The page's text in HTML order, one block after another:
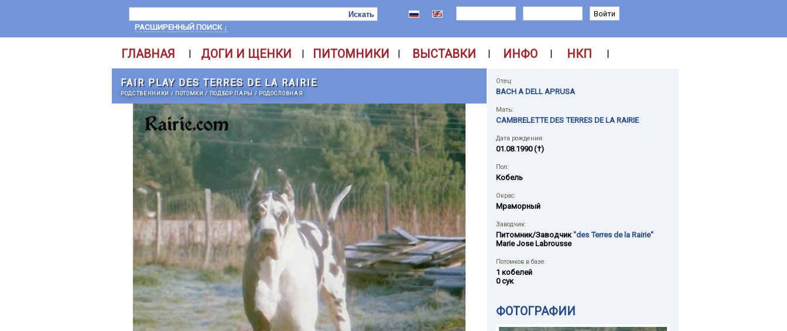
РАСШИРЕННЫЙ ПОИСК ↓
ГЛАВНАЯ | ДОГИ И ЩЕНКИ | ПИТОМНИКИ | ВЫСТАВКИ | ИНФО | НКП |
FAIR PLAY DES TERRES DE LA RAIRIE
РОДСТВЕННИКИ / ПОТОМКИ/ ПОДБОР ПАРЫ / РОДОСЛОВНАЯ
Отец:
BACH A DELL APRUSA
Мать:
CAMBRELETTE DES TERRES DE LA RAIRIE
Дата рождения:
01.08.1990 (†)
Пол:
Кобель
Окрас:
Мраморный
Заводчик:
Питомник/Заводчик"des Terres de la Rairie"
Marie Jose Labrousse
Потомков в базе:
1 кобелей
0 сук
ФОТОГРАФИИ